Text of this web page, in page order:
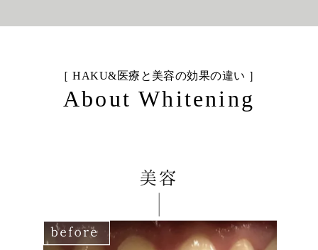
［ HAKU&医療と美容の効果の違い ］
About Whitening